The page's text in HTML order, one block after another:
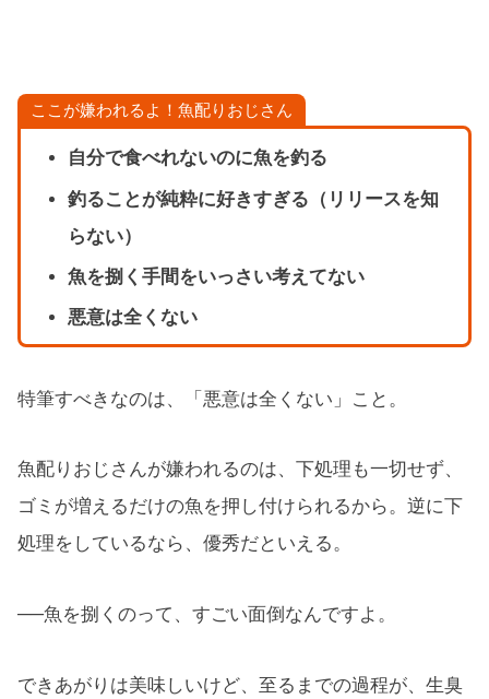
ここが嫌われるよ！魚配りおじさん
自分で食べれないのに魚を釣る
釣ることが純粋に好きすぎる（リリースを知
らない）
魚を捌く手間をいっさい考えてない
悪意は全くない
特筆すべきなのは、「悪意は全くない」こと。
魚配りおじさんが嫌われるのは、下処理も一切せず、
ゴミが増えるだけの魚を押し付けられるから。逆に下
処理をしているなら、優秀だといえる。
──魚を捌くのって、すごい面倒なんですよ。
できあがりは美味しいけど、至るまでの過程が、生臭